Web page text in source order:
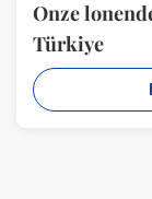
Onze
Türkiye